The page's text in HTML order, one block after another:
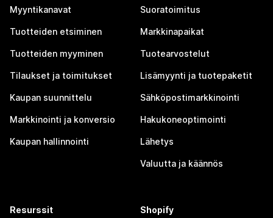
Myyntikanavat
Tuotteiden etsiminen
Tuotteiden myyminen
Tilaukset ja toimitukset
Kaupan suunnittelu
Markkinointi ja konversio
Kaupan hallinnointi
Suoratoimitus
Markkinapaikat
Tuotearvostelut
Lisämyynti ja tuotepaketit
Sähköpostimarkkinointi
Hakukoneoptimointi
Lähetys
Valuutta ja käännös
Resurssit Shopify